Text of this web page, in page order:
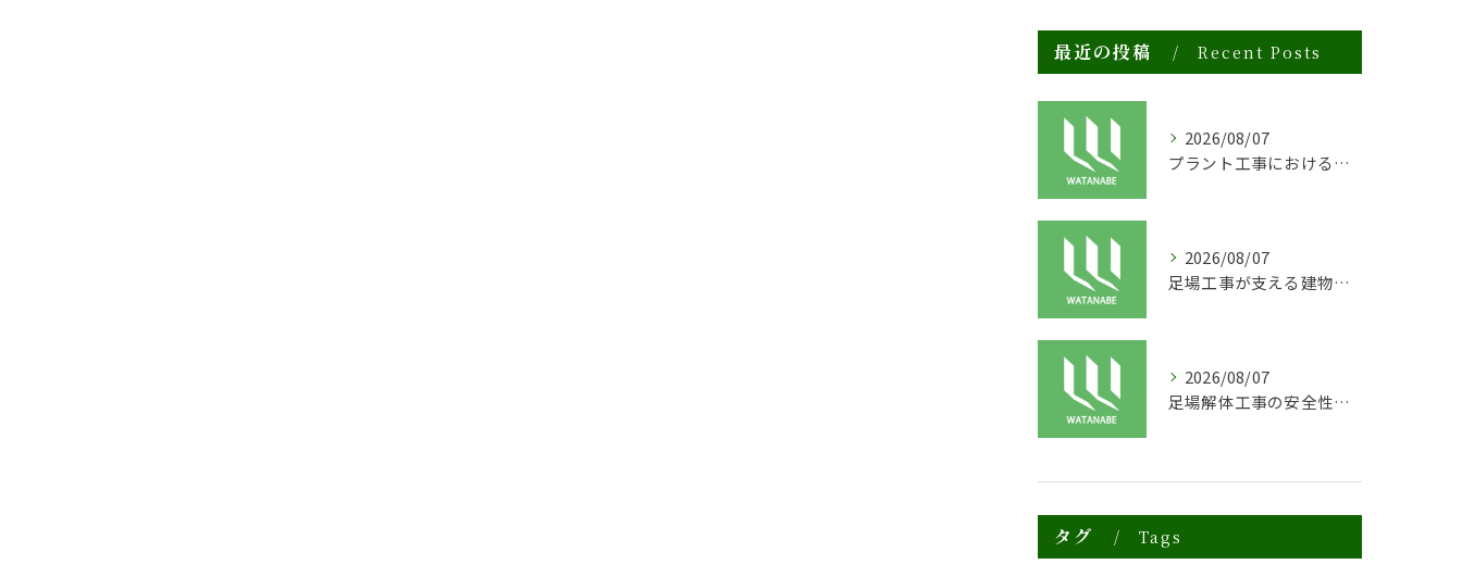
最近の投稿 Recent Posts
2026/08/07
プラント工事における足場工事の安全対策と施工の重要性
2026/08/07
足場工事が支える建物の長寿命化と外装塗装の重要性
2026/08/07
足場解体工事の安全性と効率化のポイント
タグ Tags